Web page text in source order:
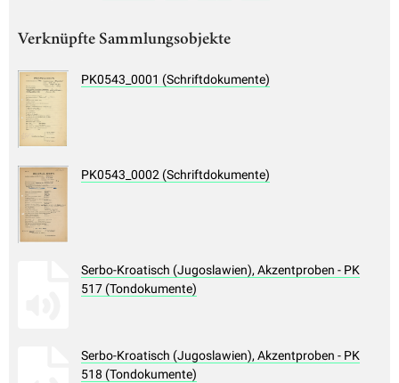
Verknüpfte Sammlungsobjekte
PK0543_0001 (Schriftdokumente)
PK0543_0002 (Schriftdokumente)
Serbo-Kroatisch (Jugoslawien), Akzentproben - PK
517 (Tondokumente)
Serbo-Kroatisch (Jugoslawien), Akzentproben - PK
518 (Tondokumente)